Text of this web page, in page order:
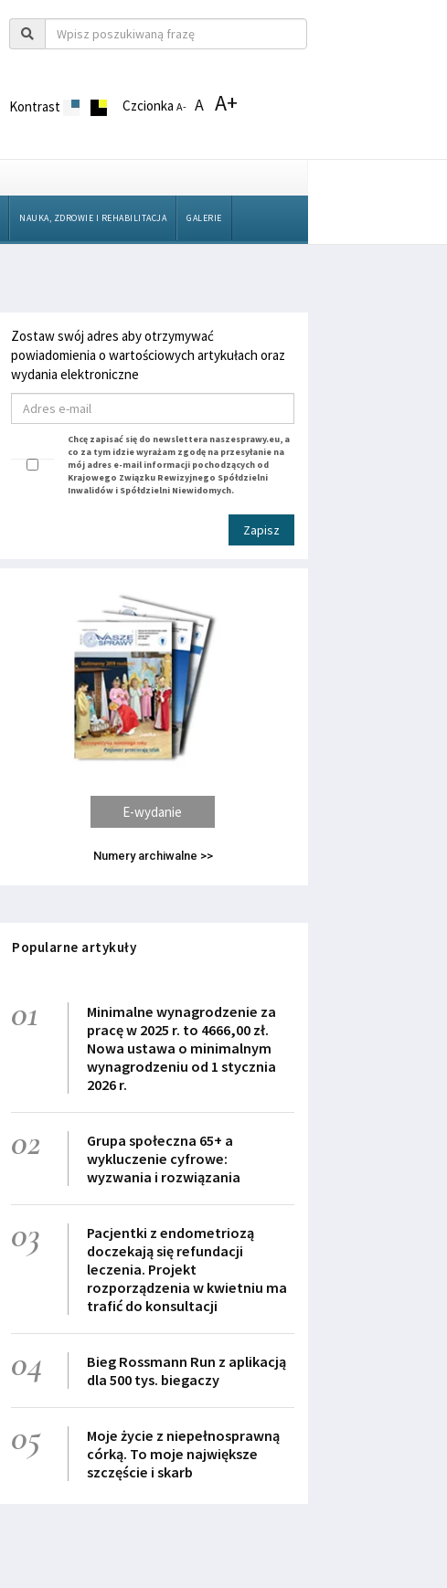
Kontrast CzcionkaA- A A+
NAUKA, ZDROWIE I REHABILITACJA GALERIE
Zostaw swój adres aby otrzymywać
powiadomienia o wartościowych artykułach oraz
wydania elektroniczne
Chcę zapisać się do newslettera naszesprawy.eu, a
co za tym idzie wyrażam zgodę na przesyłanie na
mój adres e-mail informacji pochodzących od
Krajowego Związku Rewizyjnego Spółdzielni
Inwalidów i Spółdzielni Niewidomych.
Zapisz
E-wydanie
Numery archiwalne >>
Popularne artykuły
01
Minimalne wynagrodzenie za
pracę w 2025 r. to 4666,00 zł.
Nowa ustawa o minimalnym
wynagrodzeniu od 1 stycznia
2026 r.
02
Grupa społeczna 65+ a
wykluczenie cyfrowe:
wyzwania i rozwiązania
03
Pacjentki z endometriozą
doczekają się refundacji
leczenia. Projekt
rozporządzenia w kwietniu ma
trafić do konsultacji
04
Bieg Rossmann Run z aplikacją
dla 500 tys. biegaczy
05
Moje życie z niepełnosprawną
córką. To moje największe
szczęście i skarb